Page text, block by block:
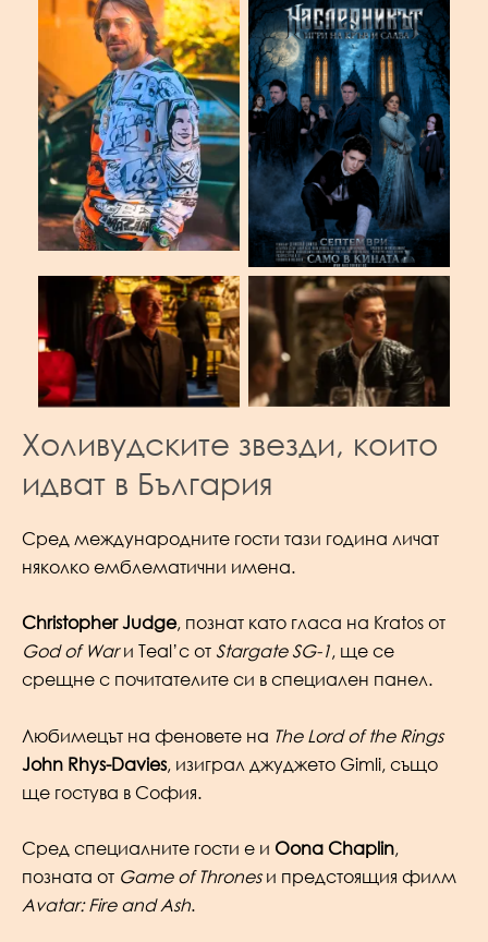
Холивудските звезди, които
идват в България
Сред международните гости тази година личат
няколко емблематични имена.
Christopher Judge, познат като гласа на Kratos от
God of Warи Teal’c от Stargate SG-1, ще се
срещне с почитателите си в специален панел.
Любимецът на феновете на The Lord of the Rings
John Rhys-Davies, изиграл джуджето Gimli, също
ще гостува в София.
Сред специалните гости е и Oona Chaplin,
позната от Game of Thronesи предстоящия филм
Avatar: Fire and Ash.